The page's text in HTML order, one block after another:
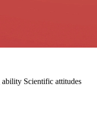
Scientific attitudes